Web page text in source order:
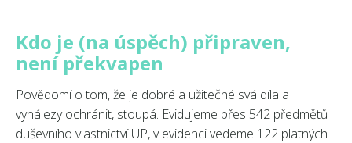
Kdo je (na úspěch) připraven,
není překvapen
Povědomí o tom, že je dobré a užitečné svá díla a
vynálezy ochránit, stoupá. Evidujeme přes 542 předmětů
duševního vlastnictví UP, v evidenci vedeme 122 platných